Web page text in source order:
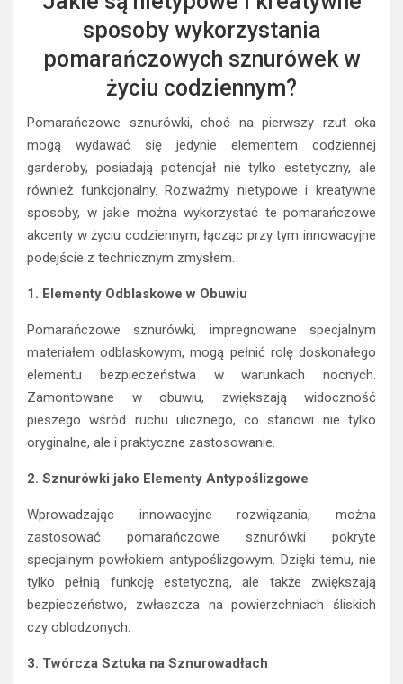
sposoby wykorzystania
pomarańczowych sznurówek w
życiu codziennym?
Pomarańczowe sznurówki, choć na pierwszy rzut oka
mogą wydawać się jedynie elementem codziennej
garderoby, posiadają potencjał nie tylko estetyczny, ale
również funkcjonalny. Rozważmy nietypowe i kreatywne
sposoby, w jakie można wykorzystać te pomarańczowe
akcenty w życiu codziennym, łącząc przy tym innowacyjne
podejście z technicznym zmysłem.
1. Elementy Odblaskowe w Obuwiu
Pomarańczowe sznurówki, impregnowane specjalnym
materiałem odblaskowym, mogą pełnić rolę doskonałego
elementu bezpieczeństwa w warunkach nocnych.
Zamontowane w obuwiu, zwiększają widoczność
pieszego wśród ruchu ulicznego, co stanowi nie tylko
oryginalne, ale i praktyczne zastosowanie.
2. Sznurówki jako Elementy Antypoślizgowe
Wprowadzając innowacyjne rozwiązania, można
zastosować pomarańczowe sznurówki pokryte
specjalnym powłokiem antypoślizgowym. Dzięki temu, nie
tylko pełnią funkcję estetyczną, ale także zwiększają
bezpieczeństwo, zwłaszcza na powierzchniach śliskich
czy oblodzonych.
3. Twórcza Sztuka na Sznurowadłach